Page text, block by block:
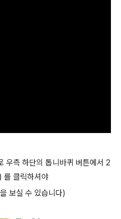
측 하단의 톱니바퀴 버튼에서 2
클릭하셔야
보실 수 있습니다)